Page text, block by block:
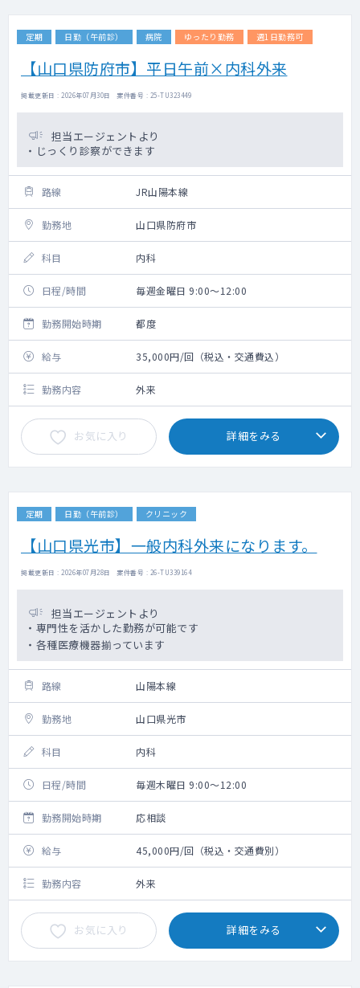
定期 日勤（午前診） 病院 ゆったり勤務 週1日勤務可
【山口県防府市】平日午前×内科外来
掲載更新日 : 2026年07月30日 案件番号 : 25-TU323449
担当エージェントより
・じっくり診察ができます
路線 JR山陽本線
勤務地 山口県防府市
科目 内科
日程/時間 毎週金曜日 9:00～12:00
勤務開始時期 都度
給与 35,000円/回（税込・交通費込）
勤務内容 外来
お気に入り 詳細をみる
定期 日勤（午前診） クリニック
【山口県光市】一般内科外来になります。
掲載更新日 : 2026年07月28日 案件番号 : 26-TU339164
担当エージェントより
・専門性を活かした勤務が可能です
・各種医療機器揃っています
路線 山陽本線
勤務地 山口県光市
科目 内科
日程/時間 毎週木曜日 9:00～12:00
勤務開始時期 応相談
給与 45,000円/回（税込・交通費別）
勤務内容 外来
お気に入り 詳細をみる